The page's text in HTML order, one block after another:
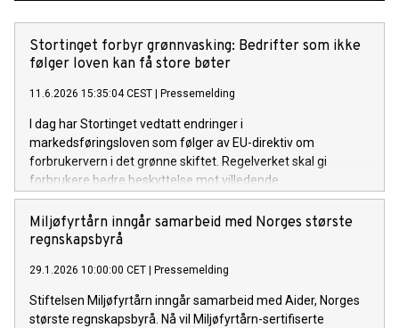
Stortinget forbyr grønnvasking: Bedrifter som ikke
følger loven kan få store bøter
11.6.2026 15:35:04 CEST Pressemelding
I dag har Stortinget vedtatt endringer i
markedsføringsloven som følger av EU-direktiv om
forbrukervern i det grønne skiftet. Regelverket skal gi
forbrukere bedre beskyttelse mot villedende
miljøpåstander uten dokumentasjon.
Miljøfyrtårn inngår samarbeid med Norges største
regnskapsbyrå
29.1.2026 10:00:00 CET Pressemelding
Stiftelsen Miljøfyrtårn inngår samarbeid med Aider, Norges
største regnskapsbyrå. Nå vil Miljøfyrtårn-sertifiserte